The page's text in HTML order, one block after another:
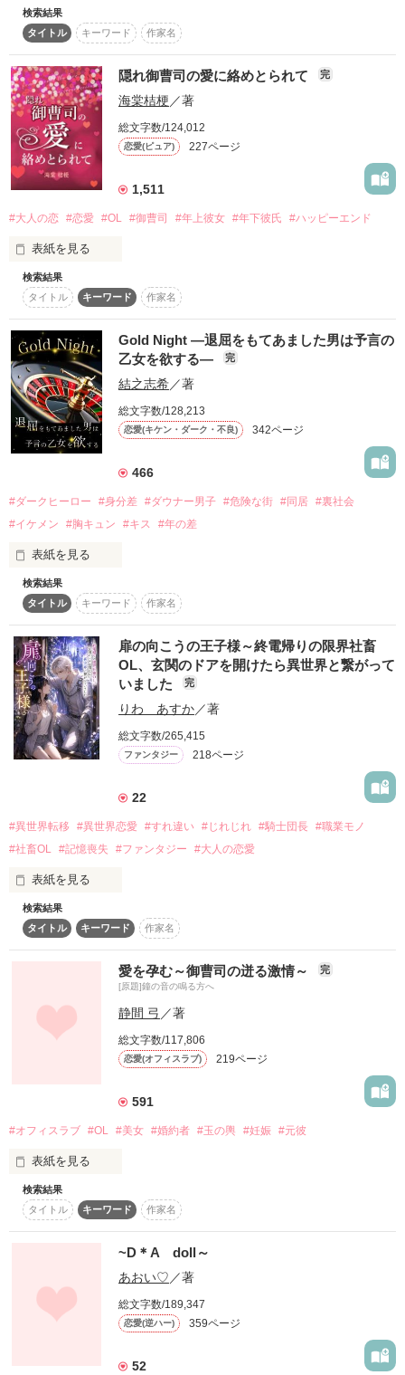
500文字の不気味なテスト、募集中。
200文字でゾッ！こわい短編コンテスト
スターツ出版小説投稿サイト合同企画「1話からの長編大
賞」野いちご！会場
その他の条件 動画あり
月のない夜に
誰も知らない秘密の部屋で
「死ぬほど可愛がってやる」
不敵に笑った男が
私の耳元で囁く。
夕立 響平
×
Hatanaka  Ruka
【 DARK & COLD 】
──────その瞳は嫌いじゃない。
Neno さま   さらてぃー さま
misaki☺︎︎ さま    月々 さま
おぅや☙ さま   林 樹莉 さま
❁hana❁ さま ∞yumi＊ さま
どよな さま   心美 ❤ さま
rikamama さま   結咲ゆらは さま
おぎめい さま  ＊ゆきな＊ さま
原題:  DARK&COLD -月のない夜-
“狼”
それは決して
強い生き物なんかじゃないと言う
しかしどの野獣よりも
気高く
賢く
そして何よりも
「もう離さねェから」
…………美しい
【総合ランキングにて1位！
ファン登録者数5000名様突破！！感謝の気持ちでいっぱいで
レビュー感想お待ちしております。
検索結果
タイトル
キーワード 作家名
隠れ御曹司の愛に絡めとられて 完
海棠桔梗／著
総文字数/124,012
恋愛(ピュア) 227ページ
1,511
#大人の恋 #恋愛 #OL #御曹司 #年上彼女 #年下彼氏 #ハッピーエンド
表紙を見る
目が覚めたら
名前が何だったかさっぱり覚えていない男と
ベッドを共にしていた――
彼氏に浮気されて更になぜか自分の方が振られて
「もう男なんていらない」って思ってた矢先
強引に参加させられた合コンで出会った
やたら綺麗な顔の男
古い雑居ビルの一室に住んでるくせに
持ってる腕時計は超高級品
もしかしてホスト！？
けれども彼の作る料理はどれも絶品で……
大手商社 篠宮商事　秘書課勤務
野村 亜矢（のむら　あや）
29歳
特技：迷子
×
飲食店勤務（ホスト？）
名も知らぬ男
「方向音痴・料理音痴の女」
「チャラいけれど家事は完璧な男」
の愛に絡めとられて
もう逃げられない――
週間ランキング　恋愛(総合)、恋愛(長編)　１位！！
ありがとうございます！
2023/01/29　本公開開始！
2023/07/18　本編完結！
作品を読む
検索結果
タイトル
キーワード 作家名
Gold Night ―退屈をもてあました男は予言の
乙女を欲する―
完
結之志希／著
総文字数/128,213
恋愛(キケン・ダーク・不良) 342ページ
466
#ダークヒーロー #身分差 #ダウナー男子 #危険な街 #同居 #裏社会
#イケメン
#胸キュン #キス #年の差
表紙を見る
「…４年間大人しくしてたのに、
どうして今になって外に出たがる？」
ここは無法都市、黒街。
街の外に出るためには、借金を返すか、
街の中央にあるカジノで“外”を賭けて勝負し、
「そんなに外に出たいなら、
もう一度だけチャンスをやる」
「ゲームの目的は、“相手の心を落とす”こと。
･٭☾·̩͙⋆★·̩͙✧‬‪*･٭☾·̩͙⋆★·̩͙✧‬‪*･٭☾·̩͙⋆★·̩͙✧‬‪*･٭☾·̩͙⋆★·̩͙✧
－あおなみ ゆいか－
國帝（20）
ダウナーなカジノ支配人
「あのぉ…帝さん」
「えぇと…どうして私を家に住まわせたんですか？
秀でたところがあるわけでもないのに、
「…気まぐれだ」
ワケあって、黒街を支配する國家のご子息、
帝さんの家に住み、帝さんのカジノで
検索結果
タイトル
キーワード 作家名
扉の向こうの王子様～終電帰りの限界社畜
OL、玄関のドアを開けたら異世界と繋がって
いました
完
りわ あすか／著
総文字数/265,415
ファンタジー 218ページ
22
#異世界転移 #異世界恋愛 #すれ違い #じれじれ #騎士団長 #職業モノ
#社畜OL #記憶喪失 #ファンタジー #大人の恋愛
表紙を見る
終電帰りの限界OL、部屋の玄関を開けたら異世界の美形騎士の
寝所でした。
「この塵溜めを掃除しろ」と言われましても、ここ私の家なん
※元タイトル「2Kの君」
検索結果
タイトル
キーワード 作家名
愛を孕む～御曹司の迸る激情～ 完
[原題]鐘の音の鳴る方へ
静間 弓 ／著
総文字数/117,806
恋愛(オフィスラブ) 219ページ
591
#オフィスラブ #OL #美女 #婚約者 #玉の輿 #妊娠 #元彼
表紙を見る
○∞○_____________________________○∞○
あの日、まだ小さい私の手を取って母は言った
きっと運命の相手が迎えにきてくれる
検索結果
タイトル
キーワード 作家名
~D＊A doll～
あおい♡ ／著
総文字数/189,347
恋愛(逆ハー) 359ページ
52